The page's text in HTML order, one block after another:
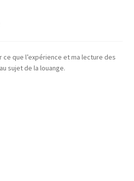
que l’expérience et ma lecture des
sujet de la louange.